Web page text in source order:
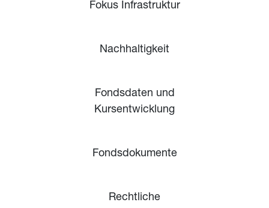
Fokus Infrastruktur
Nachhaltigkeit
Fondsdaten und
Kursentwicklung
Fondsdokumente
Rechtliche